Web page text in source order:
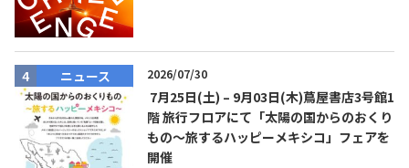
ニュース 2026/07/30
7月25日(土) – 9月03日(木)蔦屋書店3号館1
階 旅行フロアにて「太陽の国からのおくり
もの～旅するハッピーメキシコ」フェアを
開催